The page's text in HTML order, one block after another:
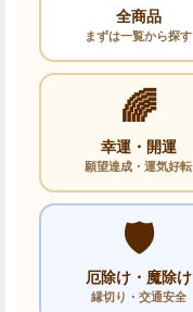
全商品
まずは一覧から探す
🌈
幸運・開運
願望達成・運気好転
🛡️
厄除け・魔除け
縁切り・交通安全